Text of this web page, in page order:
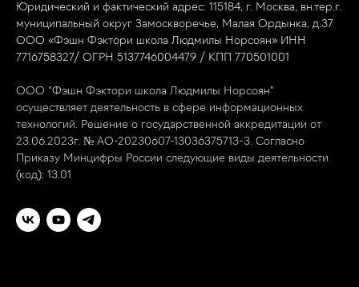
Юридический и фактический адрес: 115184, г. Москва, вн.тер.г.
муниципальный округ Замоскворечье, Малая Ордынка, д.37
ООО «Фэшн Фэктори школа Людмилы Норсоян» ИНН
7716758327/ ОГРН 5137746004479 / КПП 770501001
ООО "Фэшн Фэктори школа Людмилы Норсоян"
осуществляет деятельность в сфере информационных
технологий. Решение о государственной аккредитации от
23.06.2023г. № АО-20230607-13036375713-3. Согласно
Приказу Минцифры России следующие виды деятельности
(код): 13.01